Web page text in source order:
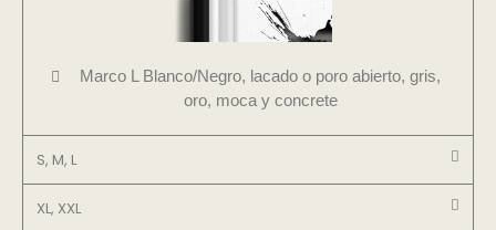
Marco L Blanco/Negro, lacado o poro abierto, gris,
oro, moca y concrete
S, M, L
XL, XXL